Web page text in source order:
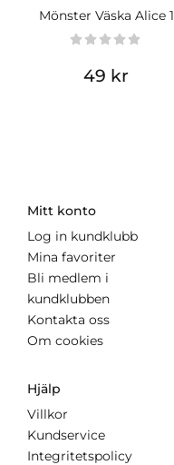
Mönster Väska Alice 1
49 kr
Mitt konto
Log in kundklubb
Mina favoriter
Bli medlem i
kundklubben
Kontakta oss
Om cookies
Hjälp
Villkor
Kundservice
Integritetspolicy